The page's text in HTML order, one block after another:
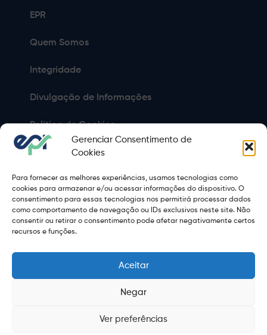
Gerenciar Consentimento de
Cookies
Para fornecer as melhores experiências, usamos tecnologias como
cookies para armazenar e/ou acessar informações do dispositivo. O
consentimento para essas tecnologias nos permitirá processar dados
como comportamento de navegação ou IDs exclusivos neste site. Não
consentir ou retirar o consentimento pode afetar negativamente certos
recursos e funções.
Aceitar
Negar
Ver preferências
EPR
Quem Somos
Integridade
Divulgação de Informações
Copyright 2021 © 2026 Grupo EPR - Todos Os Direitos
Política de Cookies
Política de Privacidade
Sitemap
Termos de Uso